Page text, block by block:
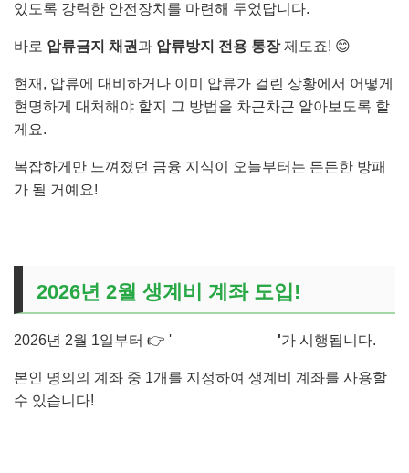
있도록 강력한 안전장치를 마련해 두었답니다.
바로 압류금지 채권 과 압류방지 전용 통장제도죠! 😊
현재, 압류에 대비하거나 이미 압류가 걸린 상황에서 어떻게
현명하게 대처해야 할지 그 방법을 차근차근 알아보도록 할
게요.
복잡하게만 느껴졌던 금융 지식이 오늘부터는 든든한 방패
가 될 거예요!
2026년 2월 생계비 계좌 도입!
2026년 2월 1일부터 👉 ' '가 시행됩니다.
본인 명의의 계좌 중 1개를 지정하여 생계비 계좌를 사용할
수 있습니다!